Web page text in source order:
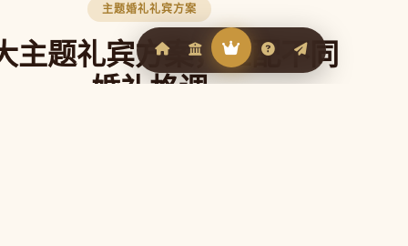
主题婚礼礼宾方案
主题礼宾方案，匹配不同
婚礼格调